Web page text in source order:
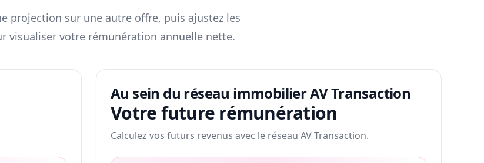
projection sur une autre offre, puis ajustez les
visualiser votre rémunération annuelle nette.
Au sein du réseau immobilier AV Transaction
Votre future rémunération
Calculez vos futurs revenus avec le réseau AV Transaction.